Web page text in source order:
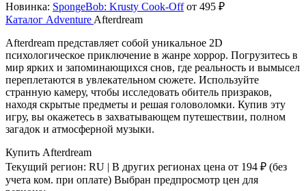
Новинка: SpongeBob: Krusty Cook-Offот 495 ₽
Каталог Adventure Afterdream
Afterdream представляет собой уникальное 2D
психологическое приключение в жанре хоррор. Погрузитесь в
мир ярких и запоминающихся снов, где реальность и вымысел
переплетаются в увлекательном сюжете. Используйте
странную камеру, чтобы исследовать обитель призраков,
находя скрытые предметы и решая головоломки. Купив эту
игру, вы окажетесь в захватывающем путешествии, полном
загадок и атмосферной музыки.
Купить Afterdream
Текущий регион: RU | В других регионах цена от 194 ₽ (без
учета ком. при оплате) Выбран предпросмотр цен для